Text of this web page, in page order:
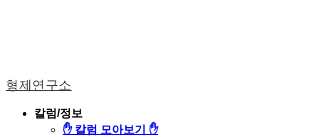
형제연구소
칼럼/정보
✋ 칼럼 모아보기 ✋